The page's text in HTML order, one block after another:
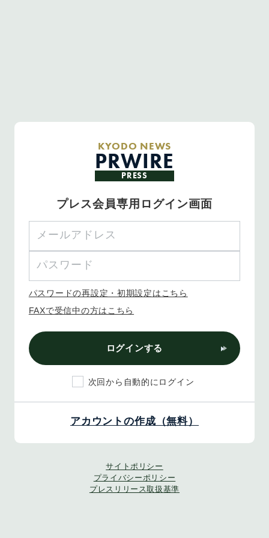
KYODO NEWS
PRWIRE
PRESS
プレス会員専用ログイン画面
パスワードの再設定・初期設定はこちら
FAXで受信中の方はこちら
ログインする
次回から自動的にログイン
アカウントの作成（無料）
サイトポリシー
プライバシーポリシー
プレスリリース取扱基準